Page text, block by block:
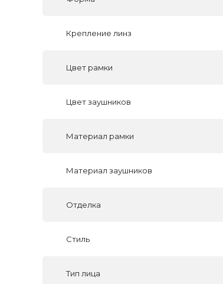
Крепление линз
Цвет рамки
Цвет заушников
Материал рамки
Материал заушников
Отделка
Стиль
Тип лица